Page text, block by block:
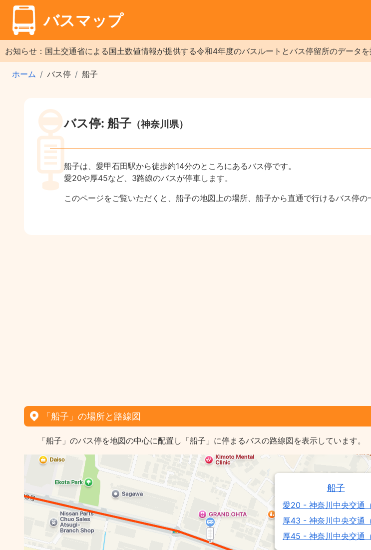
バスマップ
お知らせ：国土交通省による国土数値情報が提供する令和4年度のバスルートとバス停留所のデータを
ホーム バス停 船子
バス停: 船子 （神奈川県）
船子は、愛甲石田駅から徒歩約14分のところにあるバス停です。
愛20や厚45など、3路線のバスが停車します。
このページをご覧いただくと、船子の地図上の場所、船子から直通で行けるバス停の
「船子」の場所と路線図
「船子」のバス停を地図の中心に配置し「船子」に停まるバスの路線図を表示しています。
船子
愛20 - 神奈川中央交通（
厚43 - 神奈川中央交通（
厚45 - 神奈川中央交通（